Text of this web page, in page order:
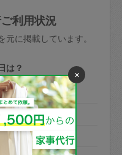
ャンセル＝依頼
前9時開始の場
はキャンセル料が
で＝依頼料金の
で＝依頼金額の
象外となるので
ださい：初めて
利用状況
に掲載しています。
は？
×